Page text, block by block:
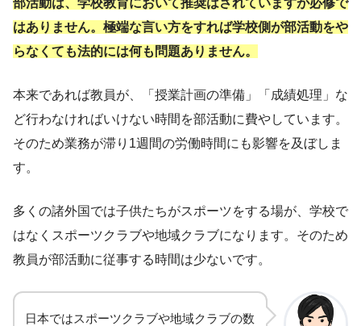
はありません。極端な言い方をすれば学校側が部活動をや
らなくても法的には何も問題ありません。
本来であれば教員が、「授業計画の準備」「成績処理」な
ど行わなければいけない時間を部活動に費やしています。
そのため業務が滞り1週間の労働時間にも影響を及ぼしま
す。
多くの諸外国では子供たちがスポーツをする場が、学校で
はなくスポーツクラブや地域クラブになります。そのため
教員が部活動に従事する時間は少ないです。
日本ではスポーツクラブや地域クラブの数